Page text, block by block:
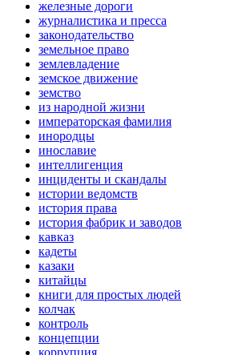
железные дороги
журналистика и пресса
законодательство
земельное право
землевладение
земское движение
земство
из народной жизни
императорская фамилия
инородцы
инославие
интеллигенция
инциденты и скандалы
истории ведомств
история права
история фабрик и заводов
кавказ
кадеты
казаки
китайцы
книги для простых людей
колчак
контроль
концепции